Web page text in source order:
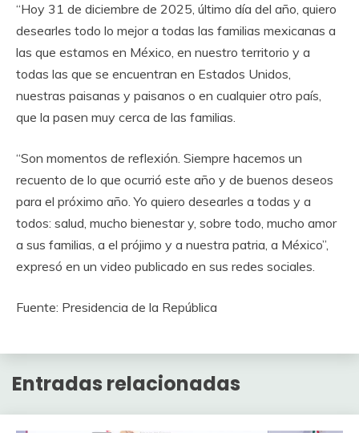
“Hoy 31 de diciembre de 2025, último día del año, quiero
desearles todo lo mejor a todas las familias mexicanas a
las que estamos en México, en nuestro territorio y a
todas las que se encuentran en Estados Unidos,
nuestras paisanas y paisanos o en cualquier otro país,
que la pasen muy cerca de las familias.
“Son momentos de reflexión. Siempre hacemos un
recuento de lo que ocurrió este año y de buenos deseos
para el próximo año. Yo quiero desearles a todas y a
todos: salud, mucho bienestar y, sobre todo, mucho amor
a sus familias, a el prójimo y a nuestra patria, a México”,
expresó en un video publicado en sus redes sociales.
Fuente: Presidencia de la República
Entradas relacionadas